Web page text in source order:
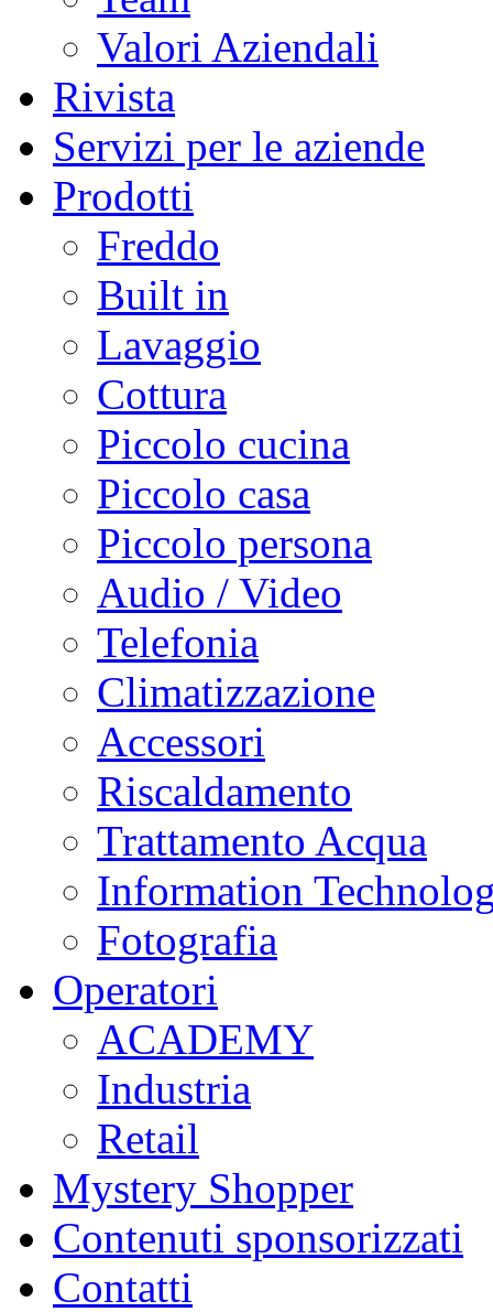
Valori Aziendali
Rivista
Servizi per le aziende
Prodotti
Freddo
Built in
Lavaggio
Cottura
Piccolo cucina
Piccolo casa
Piccolo persona
Audio / Video
Telefonia
Climatizzazione
Accessori
Riscaldamento
Trattamento Acqua
Information
Fotografia
Operatori
ACADEMY
Industria
Retail
Mystery Shopper
Contenuti sponsorizzati
Contatti